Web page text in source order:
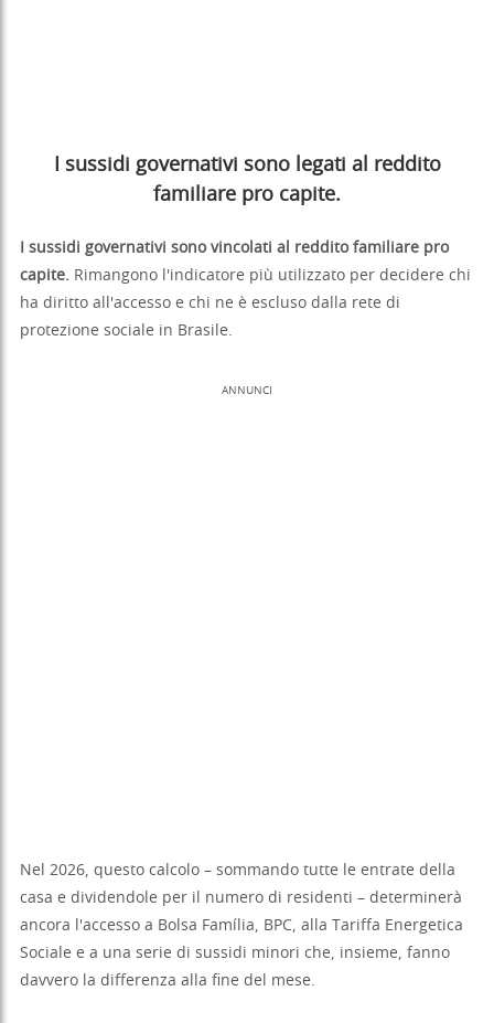
I sussidi governativi sono legati al reddito
familiare pro capite.
I sussidi governativi sono vincolati al reddito familiare pro
capite. Rimangono l'indicatore più utilizzato per decidere chi
ha diritto all'accesso e chi ne è escluso dalla rete di
protezione sociale in Brasile.
ANNUNCI
Nel 2026, questo calcolo – sommando tutte le entrate della
casa e dividendole per il numero di residenti – determinerà
ancora l'accesso a Bolsa Família, BPC, alla Tariffa Energetica
Sociale e a una serie di sussidi minori che, insieme, fanno
davvero la differenza alla fine del mese.